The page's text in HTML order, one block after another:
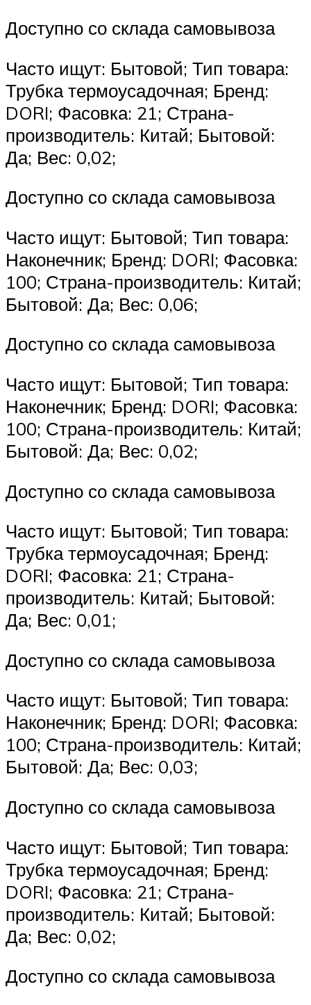
Доступно со склада самовывоза
Часто ищут: Бытовой; Тип товара:
Трубка термоусадочная; Бренд:
DORI; Фасовка: 21; Страна-
производитель: Китай; Бытовой:
Да; Вес: 0,02;
Доступно со склада самовывоза
Часто ищут: Бытовой; Тип товара:
Наконечник; Бренд: DORI; Фасовка:
100; Страна-производитель: Китай;
Бытовой: Да; Вес: 0,06;
Доступно со склада самовывоза
Часто ищут: Бытовой; Тип товара:
Наконечник; Бренд: DORI; Фасовка:
100; Страна-производитель: Китай;
Бытовой: Да; Вес: 0,02;
Доступно со склада самовывоза
Часто ищут: Бытовой; Тип товара:
Трубка термоусадочная; Бренд:
DORI; Фасовка: 21; Страна-
производитель: Китай; Бытовой:
Да; Вес: 0,01;
Доступно со склада самовывоза
Часто ищут: Бытовой; Тип товара:
Наконечник; Бренд: DORI; Фасовка:
100; Страна-производитель: Китай;
Бытовой: Да; Вес: 0,03;
Доступно со склада самовывоза
Часто ищут: Бытовой; Тип товара:
Трубка термоусадочная; Бренд:
DORI; Фасовка: 21; Страна-
производитель: Китай; Бытовой:
Да; Вес: 0,02;
Доступно со склада самовывоза